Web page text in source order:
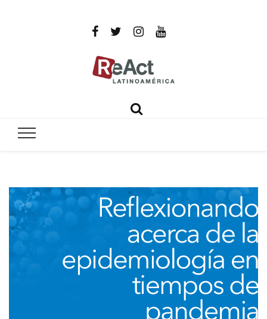
Por un mundo libre de infecciones intratables